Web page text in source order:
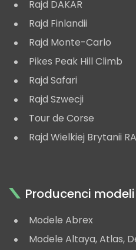
Rajd DAKAR
Rajd Finlandii
Rajd Monte-Carlo
Pikes Peak Hill Climb
Rajd Safari
Rajd Szwecji
Tour de Corse
Rajd Wielkiej Brytanii
Producenci modeli
Modele Abrex
Modele Altaya, Atlas,